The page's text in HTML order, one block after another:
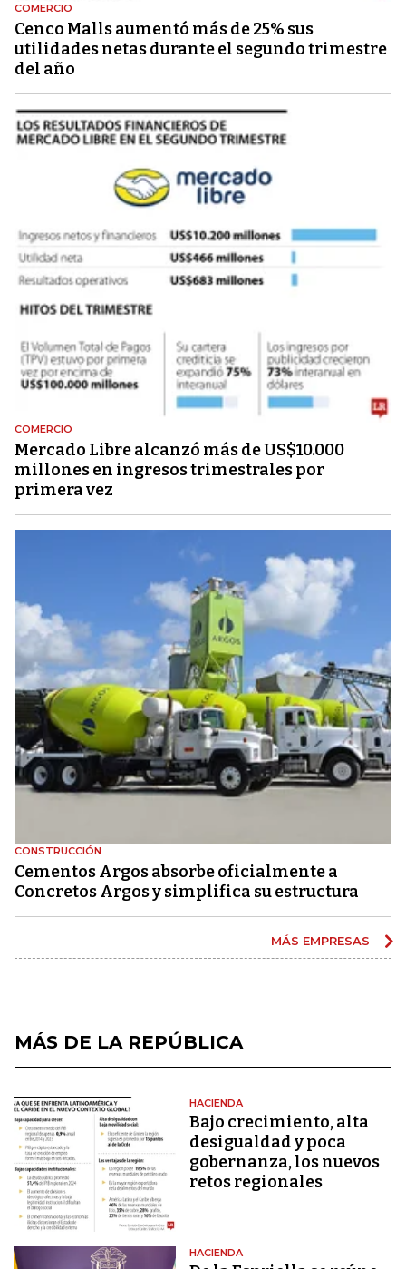
COMERCIO
Cenco Malls aumentó más de 25% sus
utilidades netas durante el segundo trimestre
del año
COMERCIO
Mercado Libre alcanzó más de US$10.000
millones en ingresos trimestrales por
primera vez
CONSTRUCCIÓN
Cementos Argos absorbe oficialmente a
Concretos Argos y simplifica su estructura
MÁS EMPRESAS
MÁS DE LA REPÚBLICA
HACIENDA
Bajo crecimiento, alta
desigualdad y poca
gobernanza, los nuevos
retos regionales
HACIENDA